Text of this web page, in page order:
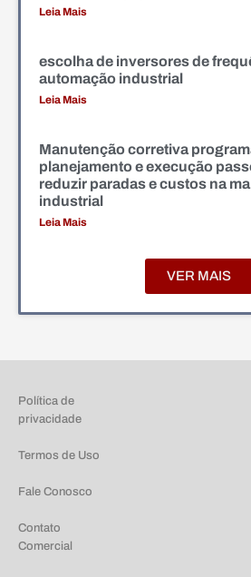
Leia Mais
escolha de inversores de
automação industrial
Leia Mais
Manutenção corretiva
planejamento e execução
reduzir paradas e custos na
industrial
Leia Mais
VER MAIS
Política de
privacidade
Termos de Uso
Fale Conosco
Contato
Comercial